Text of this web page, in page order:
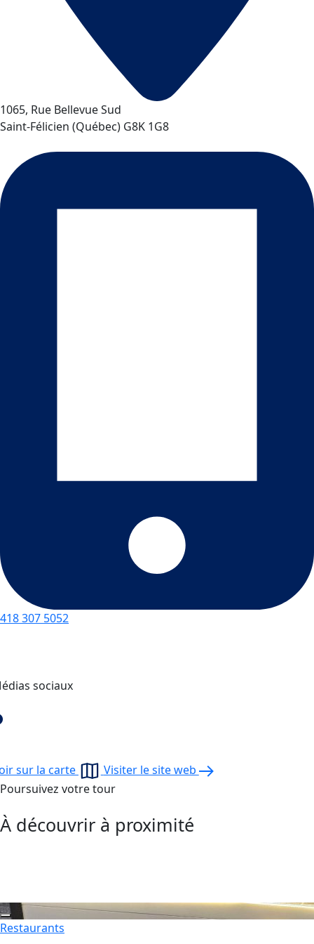
1065, Rue Bellevue Sud
Saint-Félicien (Québec) G8K 1G8
418 307 5052
sociaux
sur la carte
Visiter le site web
Poursuivez votre tour
À découvrir à proximité
Restaurants